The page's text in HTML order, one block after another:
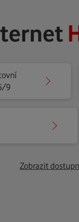
9
Zobrazit